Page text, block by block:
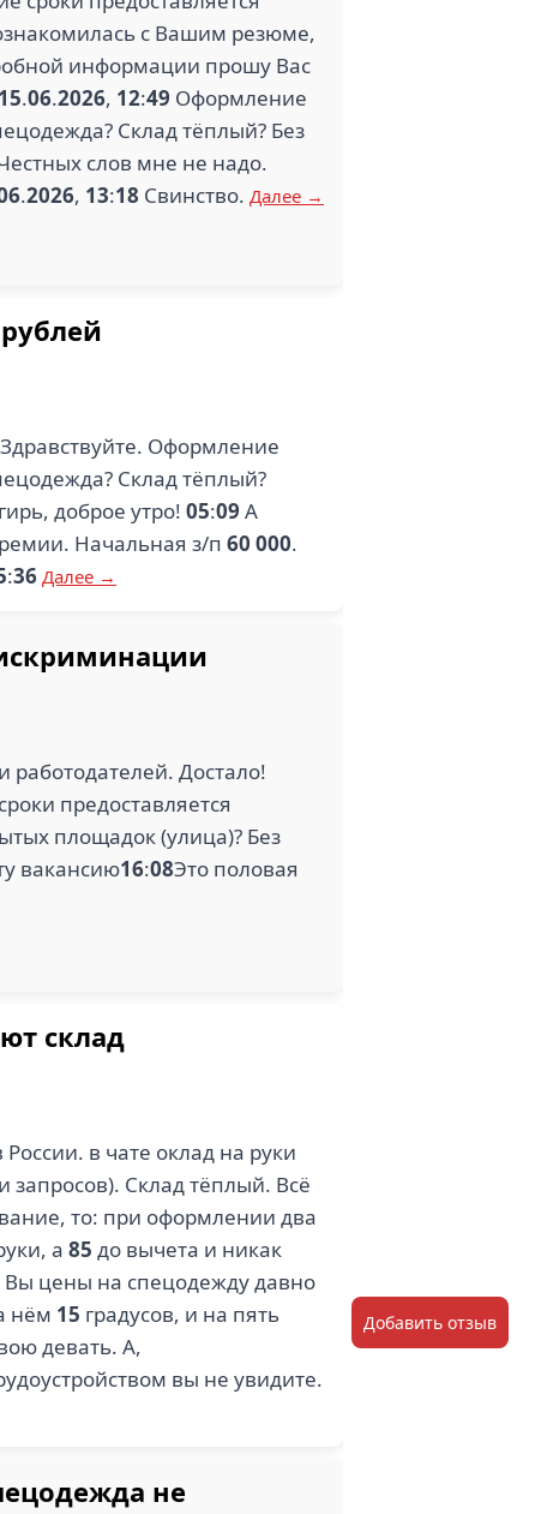
с Вашим резюме,
информации прошу Вас
15.06.2026, 12:49 Оформление
Склад тёплый? Без
слов мне не надо.
.2026, 13:18 Свинство. Далее →
Оформление
Склад тёплый?
доброе утро! 05:09 А
Начальная з/п 60 000.
:36 Далее →
Достало!
предоставляется
площадок (улица)? Без
вакансию16:08Это половая
склад
в чате оклад на руки
запросов). Склад тёплый. Всё
то: при оформлении два
а 85 до вычета и никак
Вы цены на спецодежду давно
нём 15 градусов, и на пять
девать. А,
вы не увидите.
не
Добавить отзыв